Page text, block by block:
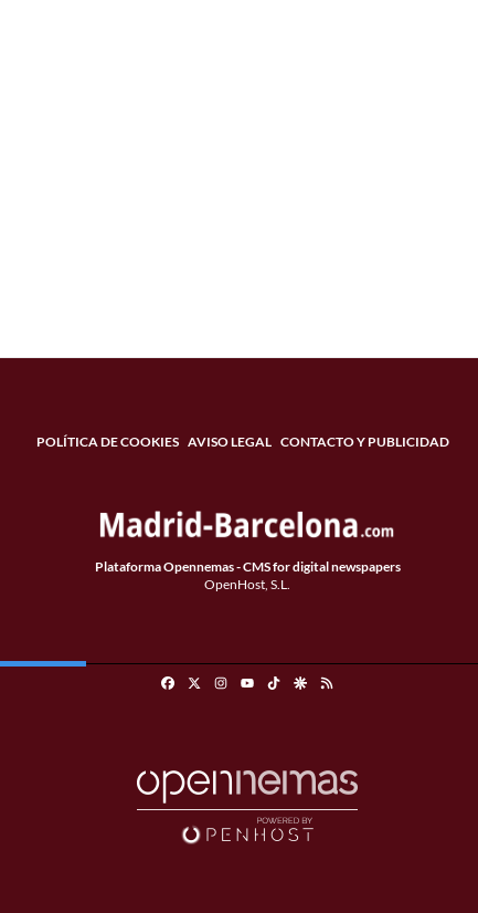
POLÍTICA DE COOKIES AVISO LEGAL CONTACTO Y PUBLICIDAD
Plataforma Opennemas - CMS for digital newspapers
OpenHost, S.L.
FacebookInstagramTikTokGoogle Discover